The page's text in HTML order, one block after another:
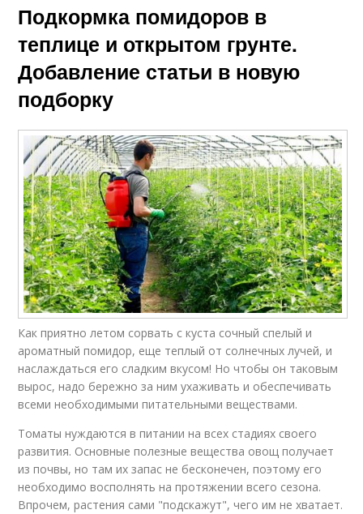
Подкормка помидоров в
теплице и открытом грунте.
Добавление статьи в новую
подборку
Как приятно летом сорвать с куста сочный спелый и
ароматный помидор, еще теплый от солнечных лучей, и
наслаждаться его сладким вкусом! Но чтобы он таковым
вырос, надо бережно за ним ухаживать и обеспечивать
всеми необходимыми питательными веществами.
Томаты нуждаются в питании на всех стадиях своего
развития. Основные полезные вещества овощ получает
из почвы, но там их запас не бесконечен, поэтому его
необходимо восполнять на протяжении всего сезона.
Впрочем, растения сами "подскажут", чего им не хватает.